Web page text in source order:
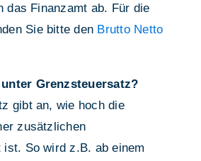
das Finanzamt ab. Für die
Sie bitte den Brutto Netto
Grenzsteuersatz?
gibt an, wie hoch die
zusätzlichen
ist. So wird z.B. ab einem